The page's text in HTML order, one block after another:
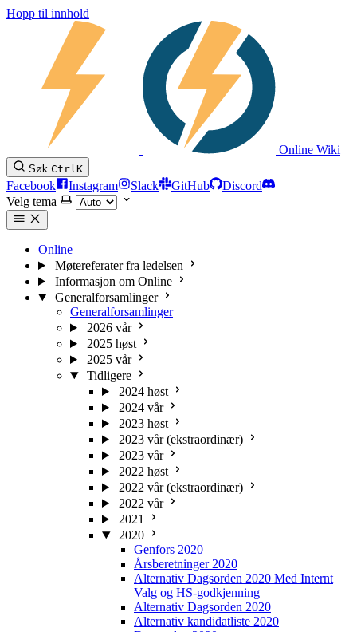
Hopp til innhold
Online Wiki
Søk CtrlK
Facebook Instagram Slack GitHub
Discord
Velg tema
Online
Møtereferater fra ledelsen
Informasjon om Online
Generalforsamlinger
Generalforsamlinger
2026 vår
2025 høst
2025 vår
Tidligere
2024 høst
2024 vår
2023 høst
2023 vår (ekstraordinær)
2023 vår
2022 høst
2022 vår (ekstraordinær)
2022 vår
2021
2020
Genfors 2020
Årsberetninger 2020
Alternativ Dagsorden 2020 Med Internt
Valg og HS-godkjenning
Alternativ Dagsorden 2020
Alternativ kandidatliste 2020